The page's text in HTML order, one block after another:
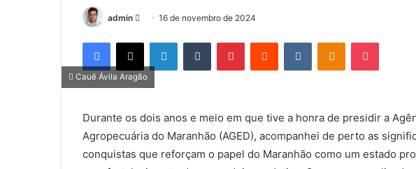
admin
d
m
e
-
16 de novembro de 2024
Cauê Ávila Aragão
Durante os dois anos e meio em que tive a honra de presidir a
Agropecuária do Maranhão (AGED), acompanhei de perto as
conquistas que reforçam o papel do Maranhão como um estado